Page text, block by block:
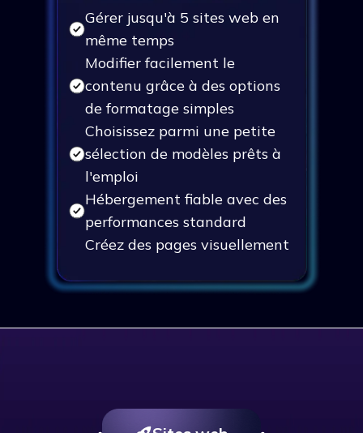
Gérer jusqu'à 5 sites web en
même temps
Modifier facilement le
contenu grâce à des options
de formatage simples
Choisissez parmi une petite
sélection de modèles prêts à
l'emploi
Hébergement fiable avec des
performances standard
Créez des pages visuellement
type "glisser-déposer".